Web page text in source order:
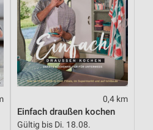
0,4 km
Einfach draußen kochen
Gültig bis Di. 18.08.
Auswahl
Personalisierung
Auswahl